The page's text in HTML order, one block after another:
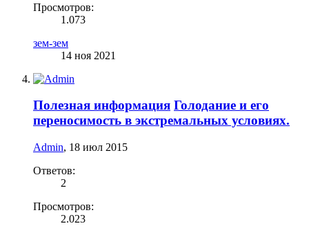
Просмотров:
1.073
зем-зем
14 ноя 2021
Полезная информация Голодание и его
переносимость в экстремальных условиях.
Admin, 18 июл 2015
Ответов:
2
Просмотров:
2.023